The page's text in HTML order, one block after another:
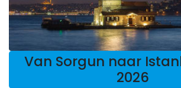
Van Sorgun naar
2026